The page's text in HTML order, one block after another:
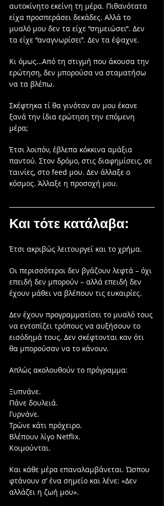
αυτοκίνητο εκείνη τη μέρα. Πιθανότατα
είχα προσπεράσει δεκάδες. Αλλά το
μυαλό μου δεν τα είχε “σημειώσει”. Δεν
τα είχε “αναγνωρίσει”. Δεν τα έψαχνε.
Κι όμως…Από τη στιγμή που άκουσα την
ερώτηση, δεν μπορούσα να σταματήσω
να τα βλέπω.
Σκέφτηκα τί θα γινόταν αν μου έκανε
ξανά την ίδια ερώτηση την επόμενη
μέρα;
Έτσι λοιπόν, έβλεπα κόκκινα αμάξια
παντού. Στον δρόμο, στις διαφημίσεις, σε
ταινίες, στο feed μου. Δεν άλλαξε ο
κόσμος. Άλλαξε η προσοχή μου.
Και τότε κατάλαβα:
Έτσι ακριβώς λειτουργεί και το χρήμα.
Οι περισσότεροι δεν βγάζουν λεφτά – όχι
επειδή δεν μπορούν – αλλά επειδή δεν
έχουν μάθει να βλέπουν τις ευκαιρίες.
Δεν έχουν προγραμματίσει το μυαλό τους
να εντοπίζει τρόπους να αυξήσουν το
εισόδημά τους. Δεν σκέφτονται καν ότι
θα μπορούσαν να το κάνουν.
Απλώς ακολουθούν το πρόγραμμα:
Ξυπνάνε.
Πάνε δουλειά.
Γυρνάνε.
Τρώνε κάτι πρόχειρο.
Βλέπουν λίγο Netflix.
Κοιμούνται.
Και κάθε μέρα επαναλαμβάνεται. Ώσπου
φτάνουν σ’ ένα σημείο και λένε: «Δεν
αλλάζει η ζωή μου».